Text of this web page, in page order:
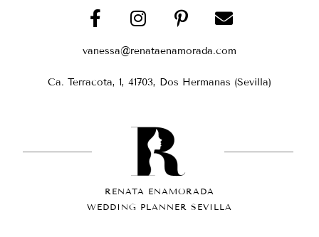
vanessa@renataenamorada.com
Ca. Terracota, 1, 41703, Dos Hermanas (Sevilla)
RENATA ENAMORADA
WEDDING PLANNER SEVILLA